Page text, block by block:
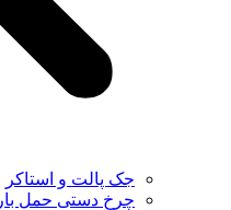
جک پالت و استاکر
چرخ دستی حمل بار